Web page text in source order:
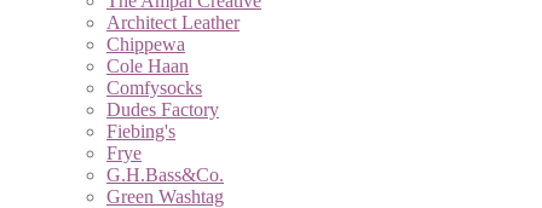
Architect Leather
Chippewa
Cole Haan
Comfysocks
Dudes Factory
Fiebing's
Frye
G.H.Bass&Co.
Green Washtag